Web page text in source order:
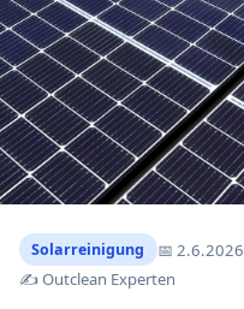
Solarreinigung 📅 2.6.2026
✍️ Outclean Experten